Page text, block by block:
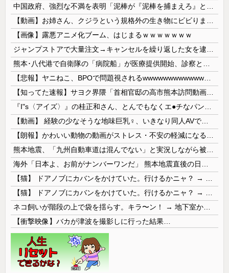
【画像】露悪アニメ化ブーム、はじまるｗｗｗｗｗｗｗ
【衝撃映像】バカが津波を撮影しに行った結果…